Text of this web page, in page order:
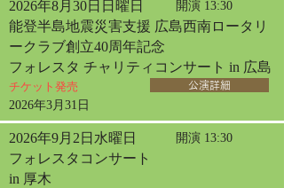
2026年8月30日日曜日 開演 13:30
能登半島地震災害支援 広島西南ロータリ
ークラブ創立40周年記念
フォレスタ チャリティコンサート in 広島
チケット発売
2026年3月31日
公演詳細
2026年9月2日水曜日 開演 13:30
フォレスタコンサート
in 厚木